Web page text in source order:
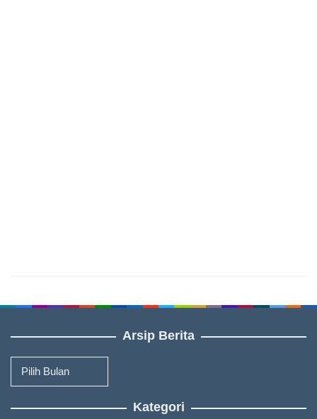
Arsip Berita
Kategori